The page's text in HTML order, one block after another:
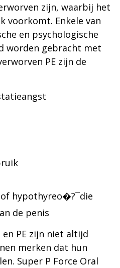
zijn, waarbij het
voorkomt. Enkele van
en psychologische
worden gebracht met
PE zijn de
hypothyreo�?¯die
de penis
en PE zijn niet altijd
merken dat hun
Super P Force Oral